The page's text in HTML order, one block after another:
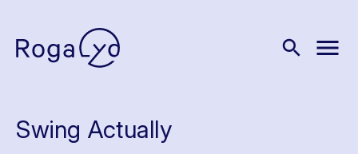
search menu
Swing Actually